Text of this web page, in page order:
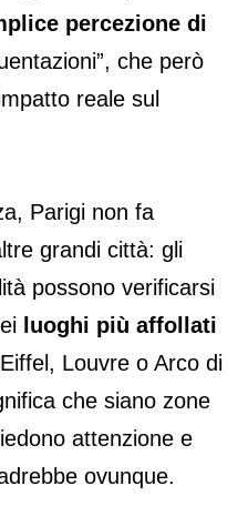
percezione di
che però
reale sul
Parigi non fa
grandi città: gli
possono verificarsi
luoghi più affollati
Louvre o Arco di
che siano zone
attenzione e
ovunque.